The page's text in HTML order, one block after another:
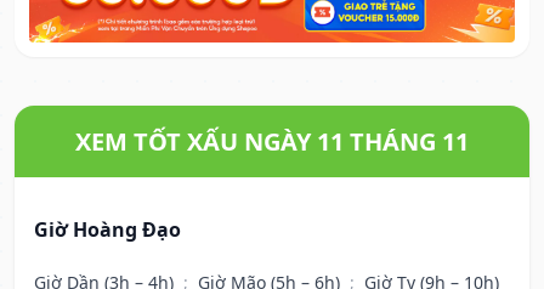
XEM TỐT XẤU NGÀY 11 THÁNG 11
Giờ Hoàng Đạo
Giờ Dần (3h – 4h) ; Giờ Mão (5h – 6h) ; Giờ Tỵ (9h – 10h)